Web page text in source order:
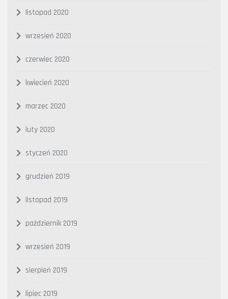
listopad 2020
wrzesień 2020
czerwiec 2020
kwiecień 2020
marzec 2020
luty 2020
styczeń 2020
grudzień 2019
listopad 2019
październik 2019
wrzesień 2019
sierpień 2019
lipiec 2019